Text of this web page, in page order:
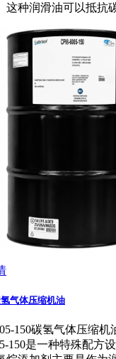
这种润滑油可以抵抗
气体压缩机油
150碳氢气体压缩
150是一种特殊配方